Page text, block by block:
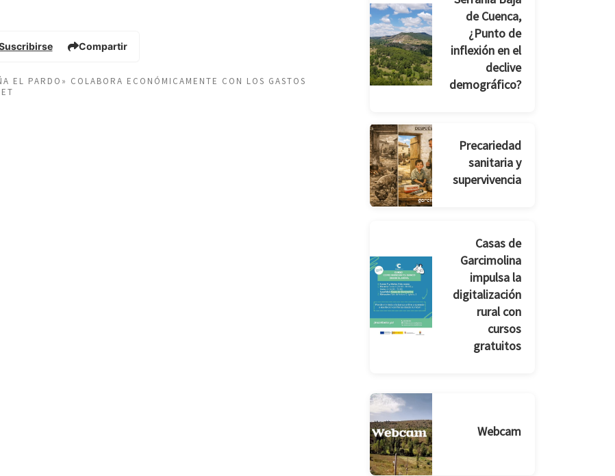
Compartir
EL PARDO» COLABORA ECONÓMICAMENTE CON LOS GASTOS
de Cuenca,
¿Punto de
inflexión en el
declive
demográfico?
Precariedad
sanitaria y
supervivencia
Casas de
Garcimolina
impulsa la
digitalización
rural con
cursos
gratuitos
Webcam